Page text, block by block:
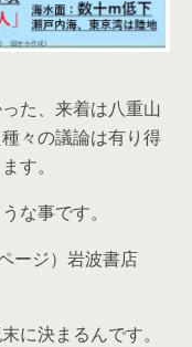
た、来着は八重山
々の議論は有り得
す。
な事です。
ージ）岩波書店
に決まるんです。